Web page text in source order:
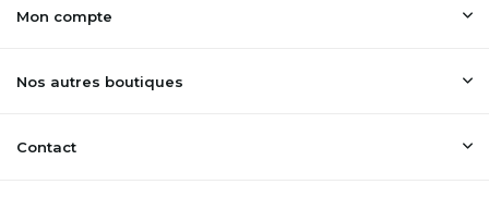
Mon compte
Nos autres boutiques
Contact